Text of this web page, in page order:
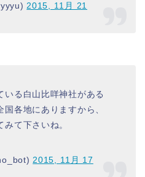
2015, 11月 21
いる白山比咩神社がある
各地にありますから、
て下さいね。
2015, 11月 17